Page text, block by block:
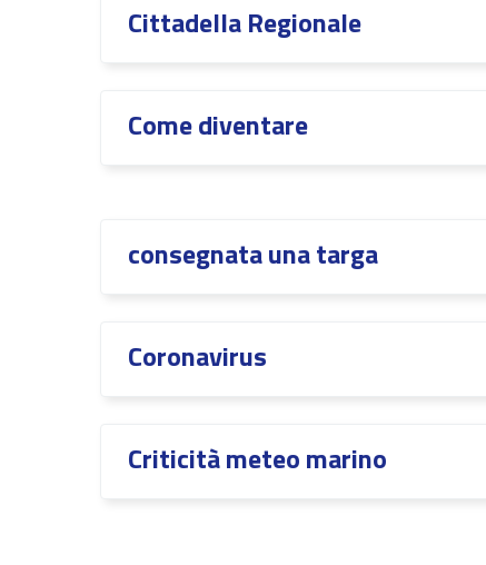
Cittadella Regionale
Come diventare
consegnata una targa
Coronavirus
Criticità meteo marino